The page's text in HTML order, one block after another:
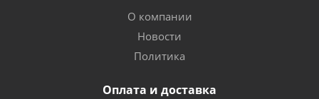
О компании
Новости
Политика
Оплата и доставка